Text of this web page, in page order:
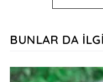
BUNLAR DA